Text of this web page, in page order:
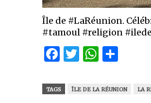
Île de #LaRéunion.
#tamoul #religion
Facebook
Twitter
TAGS ÎLE DE LA RÉUNION LA